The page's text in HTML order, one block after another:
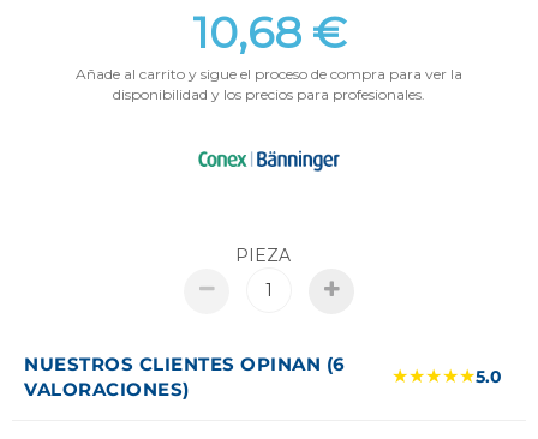
10,68 €
Añade al carrito y sigue el proceso de compra para ver la
disponibilidad y los precios para profesionales.
PIEZA
NUESTROS CLIENTES OPINAN (6
VALORACIONES)
★★★★★5.0